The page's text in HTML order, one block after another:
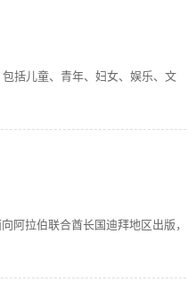
括儿童、青年、妇女、娱乐、文
阿拉伯联合酋长国迪拜地区出版，